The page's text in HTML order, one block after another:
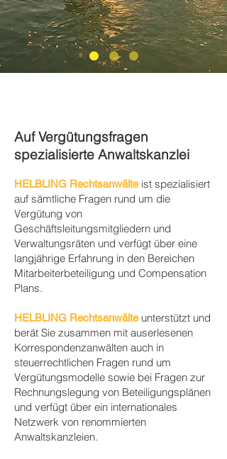
Auf Vergütungsfragen
spezialisierte Anwaltskanzlei
HELBLING Rechtsanwälteist spezialisiert
auf sämtliche Fragen rund um die
Vergütung von
Geschäftsleitungsmitgliedern und
Verwaltungsräten und verfügt über eine
langjährige Erfahrung in den Bereichen
Mitarbeiterbeteiligung und Compensation
Plans.
HELBLING Rechtsanwälteunterstützt und
berät Sie zusammen mit auserlesenen
Korrespondenzanwälten auch in
steuerrechtlichen Fragen rund um
Vergütungsmodelle sowie bei Fragen zur
Rechnungslegung von Beteiligungsplänen
und verfügt über ein internationales
Netzwerk von renommierten
Anwaltskanzleien.